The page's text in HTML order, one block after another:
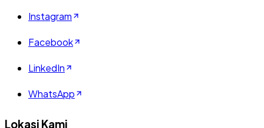
Instagram
Facebook
LinkedIn
WhatsApp
Lokasi Kami